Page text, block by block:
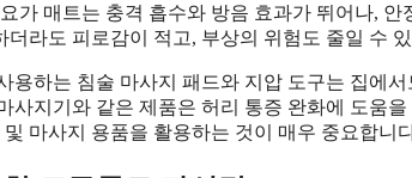
가 매트는 충격 흡수와 방음 효과가 뛰어나, 안
라도 피로감이 적고, 부상의 위험도 줄일 수
용하는 침술 마사지 패드와 지압 도구는 집에
사지기와 같은 제품은 허리 통증 완화에 도움
마사지 용품을 활용하는 것이 매우 중요합니